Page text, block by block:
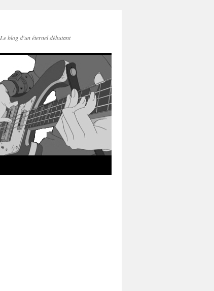
Le blog d'un éternel débutant